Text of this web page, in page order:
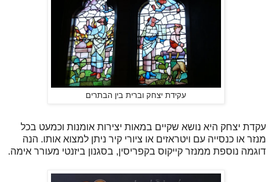
עקידת יצחק וברית בין הבתרים
עקדת יצחק היא נושא שקיים במאות יצירות אומנות וכמעט בכל
מנזר או כנסייה עם ויטראזים או ציורי קיר ניתן למצוא אותו. הנה
דוגמה נוספת ממנזר קייקוס בקפריסין, בסגנון ביזנטי מעורר אימה.